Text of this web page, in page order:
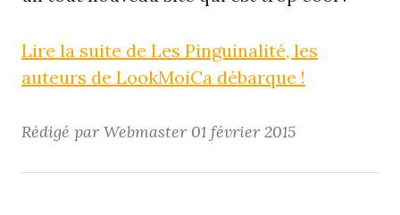
Lire la suite de Les Pinguinalité, les
auteurs de LookMoiCa débarque !
Rédigé par Webmaster 01 février 2015